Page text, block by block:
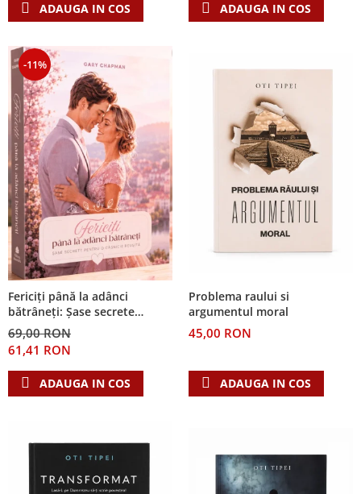
ADAUGA IN COS ADAUGA IN COS
-11%
Fericiți până la adânci
bătrâneți: Șase secrete
pentru o căsnicie reușită
69,00 RON
61,41 RON
ADAUGA IN COS
Problema raului si
argumentul moral
45,00 RON
ADAUGA IN COS